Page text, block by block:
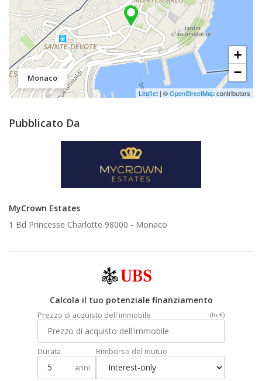
Monaco
+
−
Leaflet | ©OpenStreetMapcontributors
Pubblicato Da
MyCrown Estates
1 Bd Princesse Charlotte 98000 - Monaco
Calcola il tuo potenziale finanziamento
Prezzo di acquisto dell'immobile (In €)
Durata
anni
Rimborso del mutuo